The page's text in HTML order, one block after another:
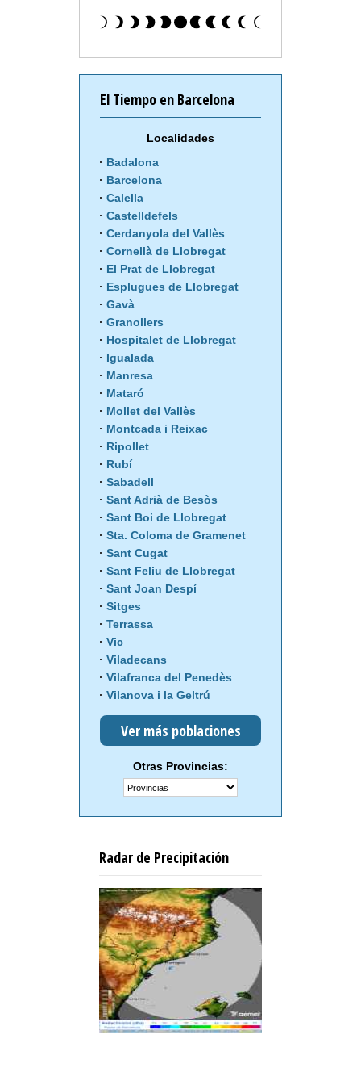
El Tiempo en Barcelona
Localidades
Badalona
Barcelona
Calella
Castelldefels
Cerdanyola del Vallès
Cornellà de Llobregat
El Prat de Llobregat
Esplugues de Llobregat
Gavà
Granollers
Hospitalet de Llobregat
Igualada
Manresa
Mataró
Mollet del Vallès
Montcada i Reixac
Ripollet
Rubí
Sabadell
Sant Adrià de Besòs
Sant Boi de Llobregat
Sta. Coloma de Gramenet
Sant Cugat
Sant Feliu de Llobregat
Sant Joan Despí
Sitges
Terrassa
Vic
Viladecans
Vilafranca del Penedès
Vilanova i la Geltrú
Ver más poblaciones
Otras Provincias:
Radar de Precipitación